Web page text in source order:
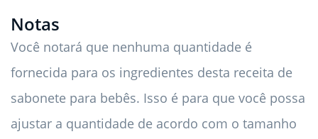
Notas
Você notará que nenhuma quantidade é
fornecida para os ingredientes desta receita de
sabonete para bebês. Isso é para que você possa
ajustar a quantidade de acordo com o tamanho